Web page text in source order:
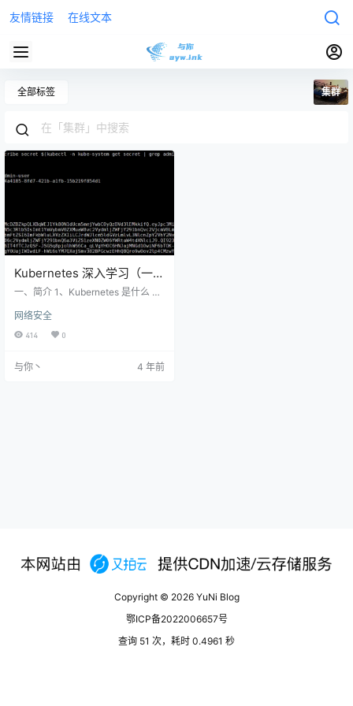
友情链接 在线文本
全部标签 集群
Kubernetes 深入学习（一）
—— 入门和集群安装部署
一、简介 1、Kubernetes 是什么 Ku
术的分布式架构解决方案，是 Goog
le 开源的一个容器集群管理系统，K
开发和支撑平台，更是一个开放平
网络安全
414 0
与你丶 4 年前
Copyright © 2026YuNi Blog
鄂ICP备2022006657号
查询 51 次，耗时 0.4961 秒